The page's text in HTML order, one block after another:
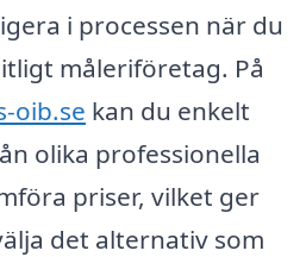
i processen när du
måleriföretag. På
oib.se kan du enkelt
olika professionella
priser, vilket ger
det alternativ som